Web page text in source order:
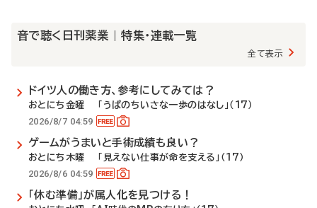
音で聴く日刊薬業 | 特集・連載一覧
全て表示
ドイツ人の働き方、参考にしてみては？
おとにち金曜 「うぱのちいさな一歩のはなし」（17）
2026/8/7 04:59
ゲームがうまいと手術成績も良い？
おとにち木曜 「見えない仕事が命を支える」（17）
2026/8/6 04:59
「休む準備」が属人化を見つける！